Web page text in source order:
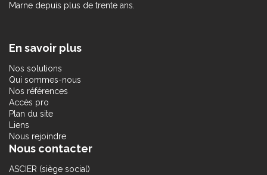
Marne depuis plus de trente ans.
En savoir plus
Nos solutions
Qui sommes-nous
Nos références
Accès pro
Plan du site
Liens
Nous rejoindre
Nous contacter
ASCIER (siège social)